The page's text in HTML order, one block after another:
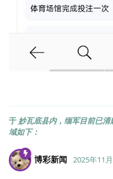
于 妙瓦底县内，缅军目前已
域如下：
博彩新闻 2025年11